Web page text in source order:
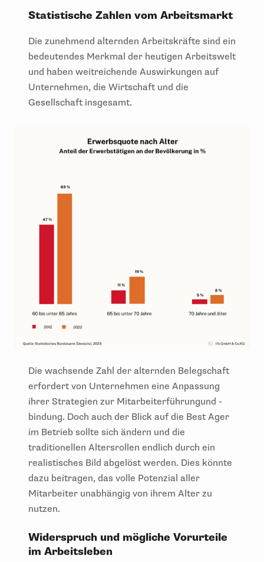
Statistische Zahlen vom Arbeitsmarkt
Die zunehmend alternden Arbeitskräfte sind ein
bedeutendes Merkmal der heutigen Arbeitswelt
und haben weitreichende Auswirkungen auf
Unternehmen, die Wirtschaft und die
Gesellschaft insgesamt.
Die wachsende Zahl der alternden Belegschaft
erfordert von Unternehmen eine Anpassung
ihrer Strategien zur Mitarbeiterführungund -
bindung. Doch auch der Blick auf die Best Ager
im Betrieb sollte sich ändern und die
traditionellen Altersrollen endlich durch ein
realistisches Bild abgelöst werden. Dies könnte
dazu beitragen, das volle Potenzial aller
Mitarbeiter unabhängig von ihrem Alter zu
nutzen.
Widerspruch und mögliche Vorurteile
im Arbeitsleben